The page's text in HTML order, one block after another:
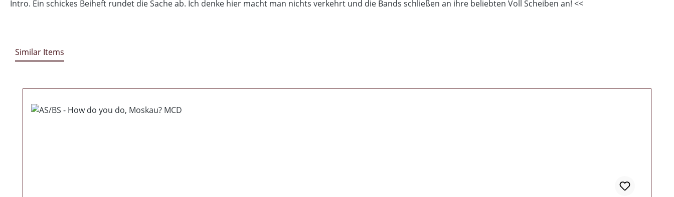
Intro. Ein schickes Beiheft rundet die Sache ab. Ich denke hier macht man nichts verkehrt und die Bands schließen an ihre beliebten Voll Scheiben an! <<
Similar Items